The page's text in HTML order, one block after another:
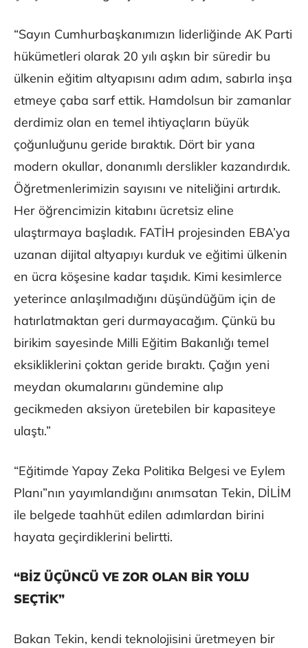
“Sayın Cumhurbaşkanımızın liderliğinde AK Parti
hükümetleri olarak 20 yılı aşkın bir süredir bu
ülkenin eğitim altyapısını adım adım, sabırla inşa
etmeye çaba sarf ettik. Hamdolsun bir zamanlar
derdimiz olan en temel ihtiyaçların büyük
çoğunluğunu geride bıraktık. Dört bir yana
modern okullar, donanımlı derslikler kazandırdık.
Öğretmenlerimizin sayısını ve niteliğini artırdık.
Her öğrencimizin kitabını ücretsiz eline
ulaştırmaya başladık. FATİH projesinden EBA’ya
uzanan dijital altyapıyı kurduk ve eğitimi ülkenin
en ücra köşesine kadar taşıdık. Kimi kesimlerce
yeterince anlaşılmadığını düşündüğüm için de
hatırlatmaktan geri durmayacağım. Çünkü bu
birikim sayesinde Milli Eğitim Bakanlığı temel
eksikliklerini çoktan geride bıraktı. Çağın yeni
meydan okumalarını gündemine alıp
gecikmeden aksiyon üretebilen bir kapasiteye
ulaştı.”
“Eğitimde Yapay Zeka Politika Belgesi ve Eylem
Planı”nın yayımlandığını anımsatan Tekin, DİLİM
ile belgede taahhüt edilen adımlardan birini
hayata geçirdiklerini belirtti.
“BİZ ÜÇÜNCÜ VE ZOR OLAN BİR YOLU
SEÇTİK”
Bakan Tekin, kendi teknolojisini üretmeyen bir